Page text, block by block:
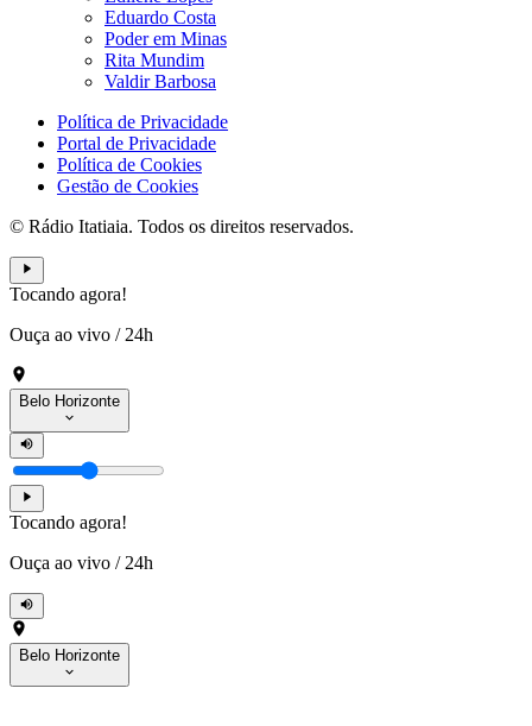
Eduardo Costa
Poder em Minas
Rita Mundim
Valdir Barbosa
Política de Privacidade
Portal de Privacidade
Política de Cookies
Gestão de Cookies
© Rádio Itatiaia. Todos os direitos reservados.
Tocando agora!
Ouça ao vivo / 24h
Belo Horizonte
Tocando agora!
Ouça ao vivo / 24h
Belo Horizonte